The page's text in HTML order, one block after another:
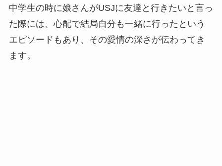
中学生の時に娘さんがUSJに友達と行きたいと言っ
た際には、心配で結局自分も一緒に行ったという
エピソードもあり、その愛情の深さが伝わってき
ます。